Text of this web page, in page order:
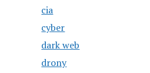
cia
cyber
dark web
drony